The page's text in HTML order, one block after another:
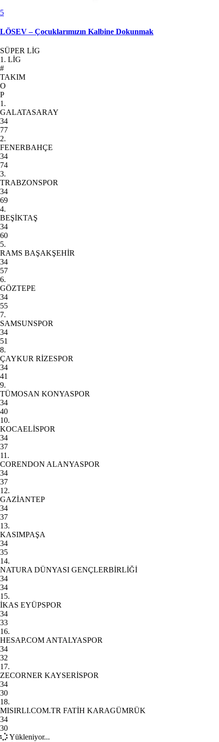
5
LÖSEV – Çocuklarımızın Kalbine Dokunmak
SÜPER LİG
1. LİG
#
TAKIM
O
P
1.
GALATASARAY
34
77
2.
FENERBAHÇE
34
74
3.
TRABZONSPOR
34
69
4.
BEŞİKTAŞ
34
60
5.
RAMS BAŞAKŞEHİR
34
57
6.
GÖZTEPE
34
55
7.
SAMSUNSPOR
34
51
8.
ÇAYKUR RİZESPOR
34
41
9.
TÜMOSAN KONYASPOR
34
40
10.
KOCAELİSPOR
34
37
11.
CORENDON ALANYASPOR
34
37
12.
GAZİANTEP
34
37
13.
KASIMPAŞA
34
35
14.
NATURA DÜNYASI GENÇLERBİRLİĞİ
34
34
15.
İKAS EYÜPSPOR
34
33
16.
HESAP.COM ANTALYASPOR
34
32
17.
ZECORNER KAYSERİSPOR
34
30
18.
MISIRLI.COM.TR FATİH KARAGÜMRÜK
34
30
Yükleniyor...